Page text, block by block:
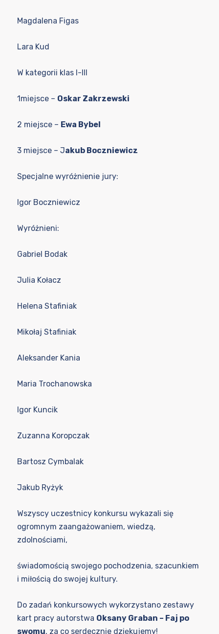
Magdalena Figas
Lara Kud
W kategorii klas I-III
1miejsce – Oskar Zakrzewski
2 miejsce – Ewa Bybel
3 miejsce – Jakub Boczniewicz
Specjalne wyróżnienie jury:
Igor Boczniewicz
Wyróżnieni:
Gabriel Bodak
Julia Kołacz
Helena Stafiniak
Mikołaj Stafiniak
Aleksander Kania
Maria Trochanowska
Igor Kuncik
Zuzanna Koropczak
Bartosz Cymbalak
Jakub Ryżyk
Wszyscy uczestnicy konkursu wykazali się
ogromnym zaangażowaniem, wiedzą,
zdolnościami,
świadomością swojego pochodzenia, szacunkiem
i miłością do swojej kultury.
Do zadań konkursowych wykorzystano zestawy
kart pracy autorstwa Oksany Graban – Faj po
swomu, za co serdecznie dziękujemy!